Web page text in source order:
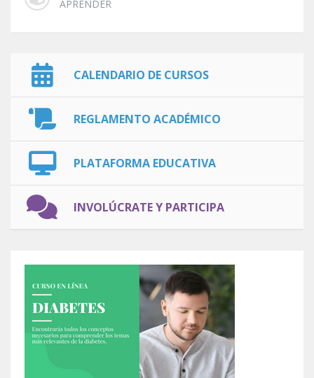
APRENDER
CALENDARIO DE CURSOS
REGLAMENTO ACADÉMICO
PLATAFORMA EDUCATIVA
INVOLÚCRATE Y PARTICIPA